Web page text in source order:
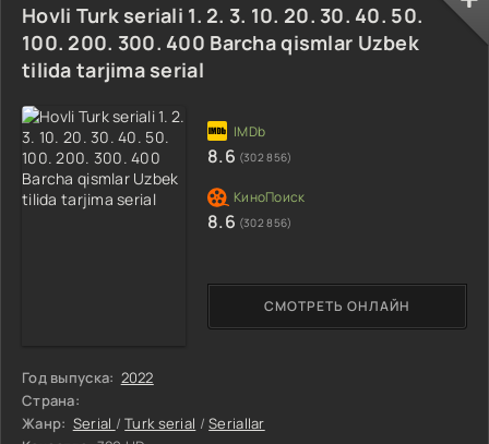
Hovli Turk seriali 1. 2. 3. 10. 20. 30. 40. 50.
100. 200. 300. 400 Barcha qismlar Uzbek
tilida tarjima serial
Год выпуска: 2022
Страна:
Жанр: Serial /Turk serial /Seriallar
СМОТРЕТЬ ОНЛАЙН
8.6 (302 856)
8.6 (302 856)